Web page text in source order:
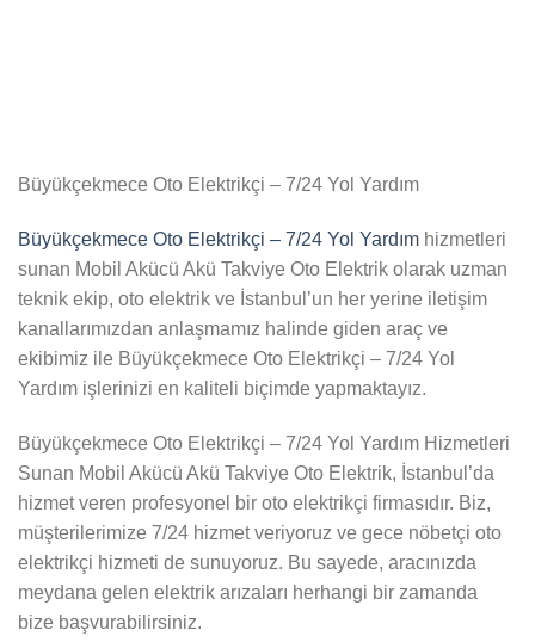
Büyükçekmece Oto Elektrikçi – 7/24 Yol Yardım
Büyükçekmece Oto Elektrikçi – 7/24 Yol Yardım hizmetleri
sunan Mobil Akücü Akü Takviye Oto Elektrik olarak uzman
teknik ekip, oto elektrik ve İstanbul’un her yerine iletişim
kanallarımızdan anlaşmamız halinde giden araç ve
ekibimiz ile Büyükçekmece Oto Elektrikçi – 7/24 Yol
Yardım işlerinizi en kaliteli biçimde yapmaktayız.
Büyükçekmece Oto Elektrikçi – 7/24 Yol Yardım Hizmetleri
Sunan Mobil Akücü Akü Takviye Oto Elektrik, İstanbul’da
hizmet veren profesyonel bir oto elektrikçi firmasıdır. Biz,
müşterilerimize 7/24 hizmet veriyoruz ve gece nöbetçi oto
elektrikçi hizmeti de sunuyoruz. Bu sayede, aracınızda
meydana gelen elektrik arızaları herhangi bir zamanda
bize başvurabilirsiniz.